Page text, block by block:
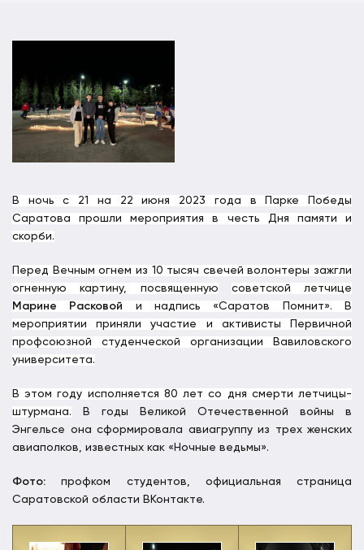
В ночь с 21 на 22 июня 2023 года в Парке Победы
Саратова прошли мероприятия в честь Дня памяти и
скорби.
Перед Вечным огнем из 10 тысяч свечей волонтеры зажгли
огненную картину, посвященную
советской летчице
Марине Расковой и надпись «Саратов Помнит». В
мероприятии приняли участие и активисты Первичной
профсоюзной студенческой организации Вавиловского
университета.
В этом году исполняется 80 лет со дня смерти летчицы-
штурмана. В годы Великой Отечественной войны в
Энгельсе она сформировала авиагруппу из трех женских
авиаполков, известных как «Ночные ведьмы».
Фото: профком студентов, официальная страница
Саратовской области ВКонтакте.